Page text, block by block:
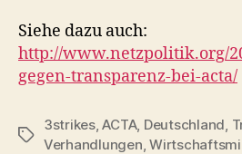
Siehe dazu auch:
http://www.netzpolitik.org/
gegen-transparenz-bei-acta/
Schlagwörter
3strikes,ACTA, Deutschland,
Verhandlungen,